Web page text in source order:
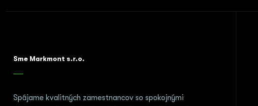
Sme Markmont s.r.o.
Spájame kvalitných zamestnancov so spokojnými